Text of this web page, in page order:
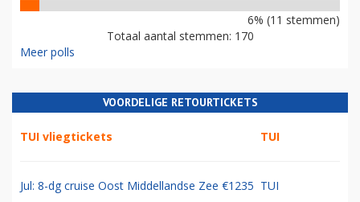
6% (11 stemmen)
Totaal aantal stemmen: 170
Meer polls
VOORDELIGE RETOURTICKETS
TUI vliegtickets TUI
Jul: 8-dg cruise Oost Middellandse Zee €1235 TUI